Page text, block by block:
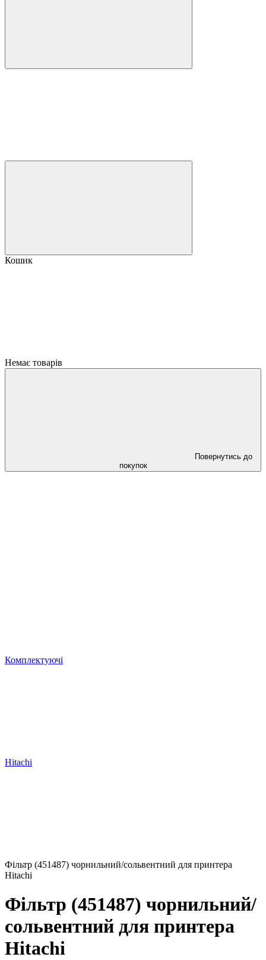
Кошик
Немає товарів
Повернутись до
покупок
Комплектуючі
Hitachi
Фільтр (451487) чорнильний/сольвентний для принтера
Hitachi
Фільтр (451487) чорнильний/
сольвентний для принтера
Hitachi